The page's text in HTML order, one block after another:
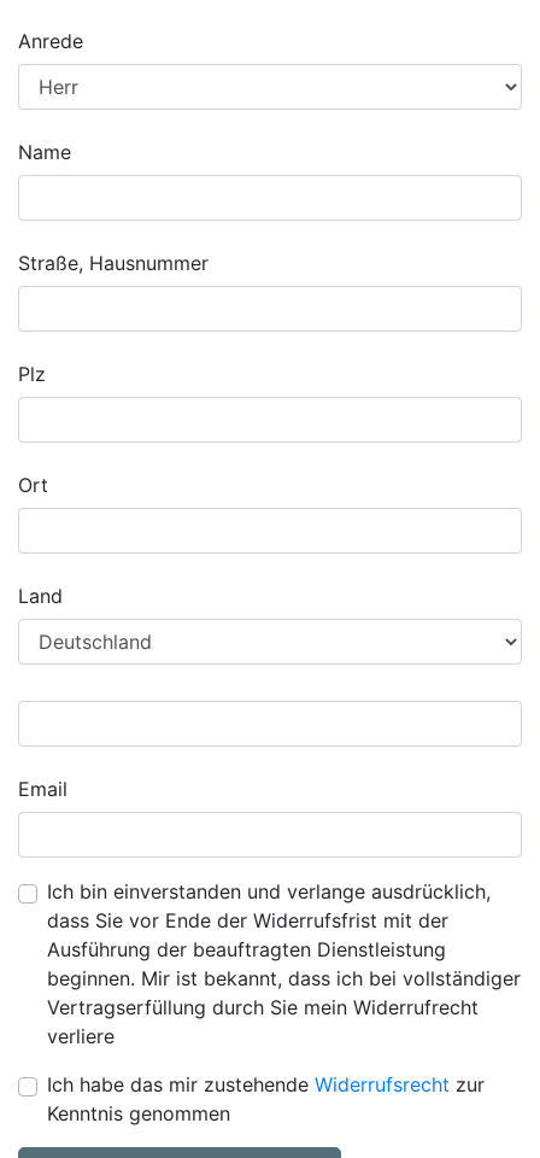
Anrede
Name
Straße, Hausnummer
Plz
Ort
Land
Email
Ich bin einverstanden und verlange ausdrücklich,
dass Sie vor Ende der Widerrufsfrist mit der
Ausführung der beauftragten Dienstleistung
beginnen. Mir ist bekannt, dass ich bei vollständiger
Vertragserfüllung durch Sie mein Widerrufrecht
verliere
Ich habe das mir zustehende Widerrufsrecht zur
Kenntnis genommen